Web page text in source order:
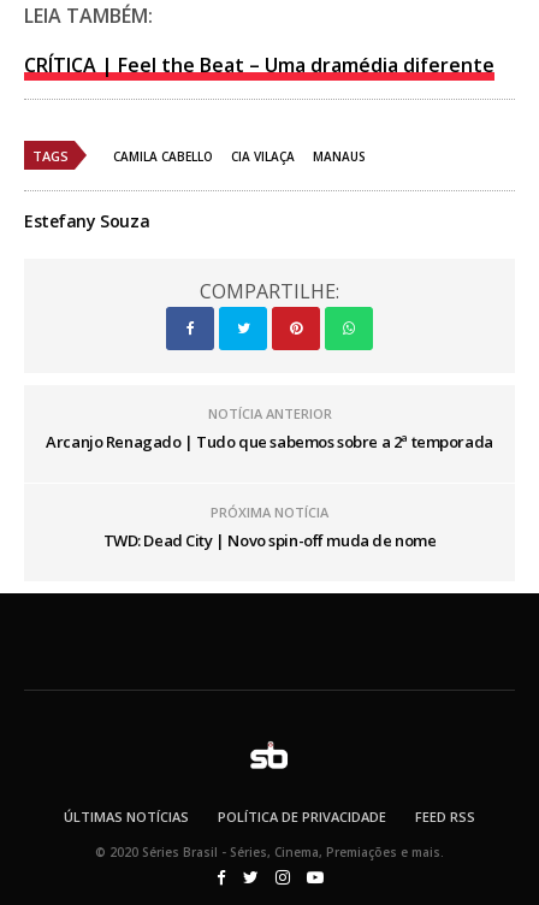
LEIA TAMBÉM:
CRÍTICA | Feel the Beat – Uma dramédia diferente
TAGS CAMILA CABELLO CIA VILAÇA MANAUS
Estefany Souza
COMPARTILHE:
NOTÍCIA ANTERIOR
Arcanjo Renagado | Tudo que sabemos sobre a 2ª temporada
PRÓXIMA NOTÍCIA
TWD: Dead City | Novo spin-off muda de nome
ÚLTIMAS NOTÍCIAS POLÍTICA DE PRIVACIDADE FEED RSS
© 2020 Séries Brasil - Séries, Cinema, Premiações e mais.